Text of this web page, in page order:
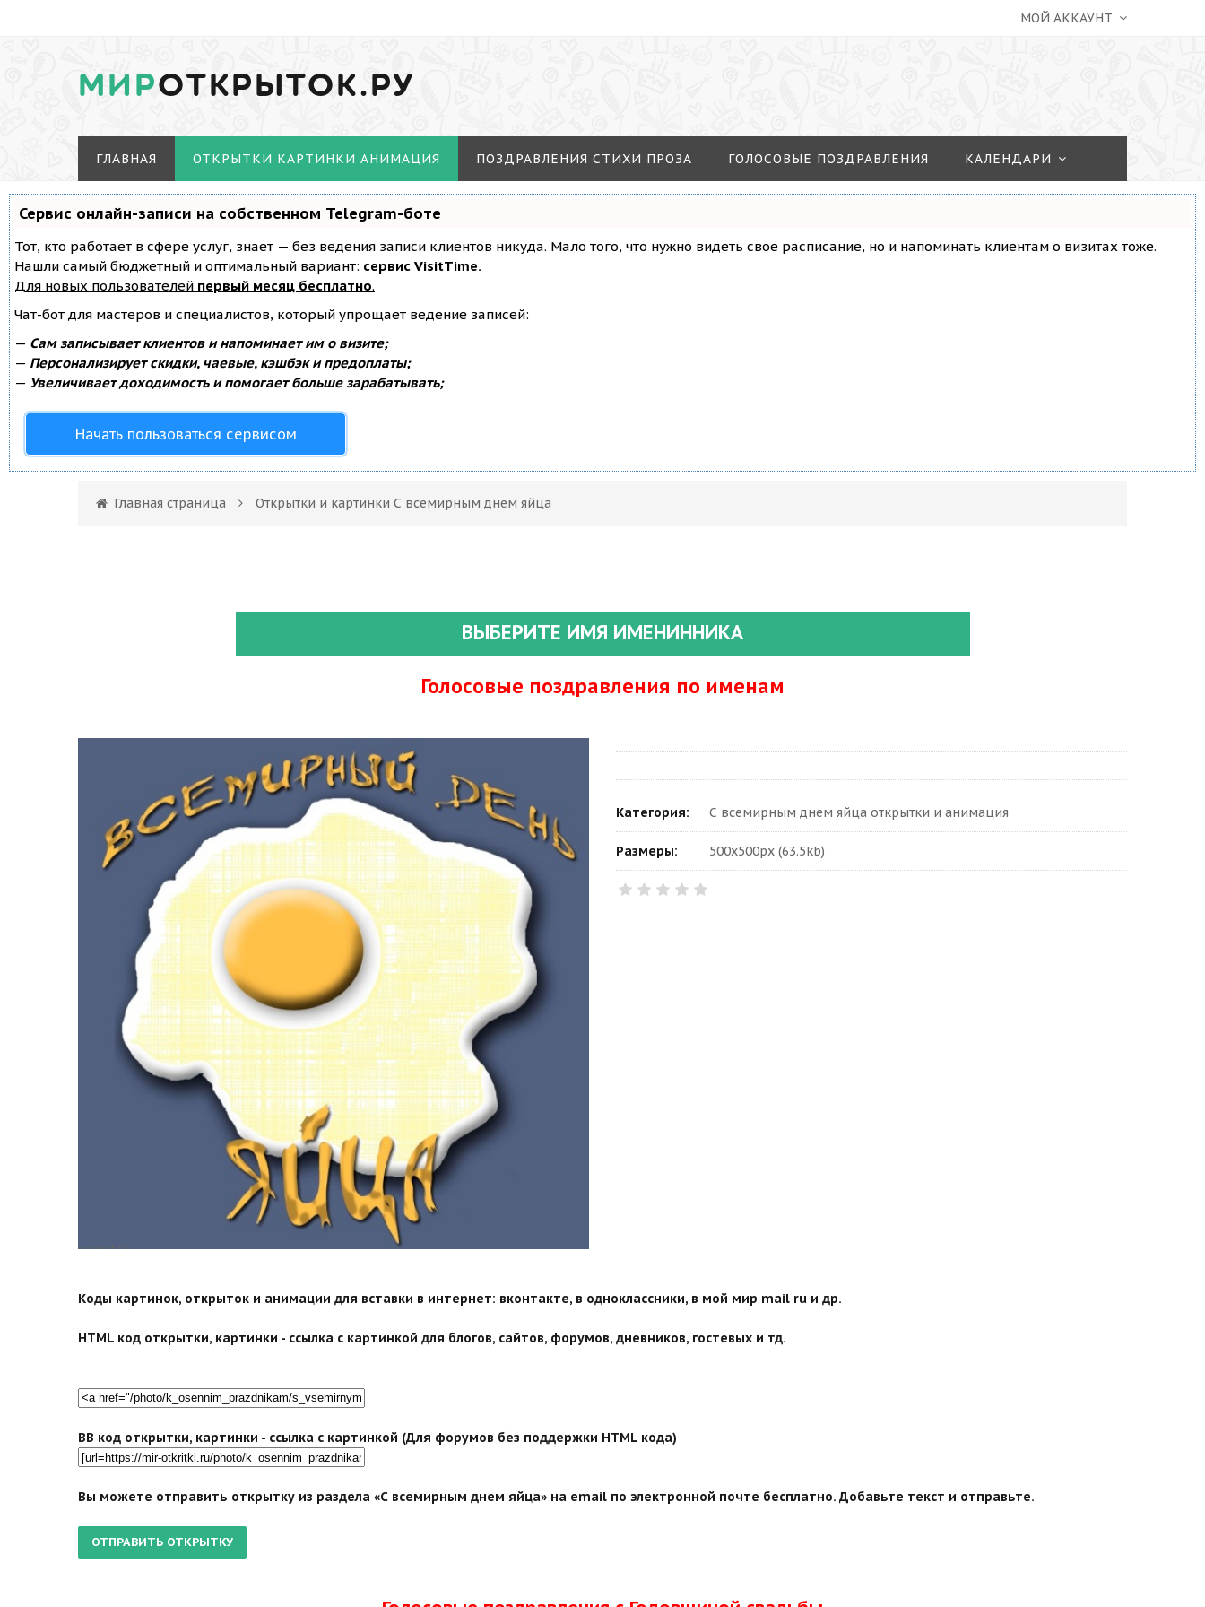
МОЙ АККАУНТ
МИРОТКРЫТОК.РУ
ГЛАВНАЯ ОТКРЫТКИ КАРТИНКИ АНИМАЦИЯ ПОЗДРАВЛЕНИЯ СТИХИ ПРОЗА ГОЛОСОВЫЕ ПОЗДРАВЛЕНИЯ КАЛЕНДАРИ
Сервис онлайн-записи на собственном Telegram-боте
Тот, кто работает в сфере услуг, знает — без ведения записи клиентов никуда. Мало того, что нужно видеть свое расписание, но и напоминать клиентам о визитах тоже.
Нашли самый бюджетный и оптимальный вариант: сервис VisitTime.
Для новых пользователей первый месяц бесплатно.
Чат-бот для мастеров и специалистов, который упрощает ведение записей:
— Сам записывает клиентов и напоминает им о визите;
— Персонализирует скидки, чаевые, кэшбэк и предоплаты;
— Увеличивает доходимость и помогает больше зарабатывать;
Начать пользоваться сервисом
Главная страница Открытки и картинки С всемирным днем яйца
ВЫБЕРИТЕ ИМЯ ИМЕНИННИКА
Голосовые поздравления по именам
search">
Категория: С всемирным днем яйца открытки и анимация
Размеры: 500x500px (63.5kb)
Коды картинок, открыток и анимации для вставки в интернет: вконтакте, в одноклассники, в мой мир mail ru и др.
HTML код открытки, картинки - ссылка с картинкой для блогов, сайтов, форумов, дневников, гостевых и тд.
BB код открытки, картинки - ссылка с картинкой (Для форумов без поддержки HTML кода)
Вы можете отправить открытку из раздела «С всемирным днем яйца» на email по электронной почте бесплатно. Добавьте текст и отправьте.